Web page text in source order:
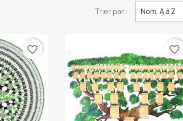
Trier par : Nom, A à Z
favorite_border favorite_border